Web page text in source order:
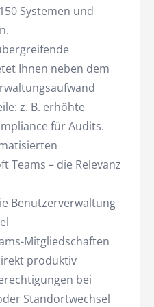
Systemen und
Ihnen neben dem
z. B. erhöhte
für Audits.
Teams – die Relevanz
Benutzerverwaltung
Mitgliedschaften
produktiv
bei
Standortwechsel